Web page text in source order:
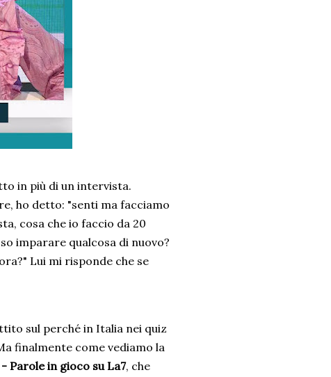
in più di un intervista.
ho detto: "senti ma facciamo
cosa che io faccio da 20
imparare qualcosa di nuovo?
Lui mi risponde che se
sul perché in Italia nei quiz
finalmente come vediamo la
Parole in gioco su La7, che